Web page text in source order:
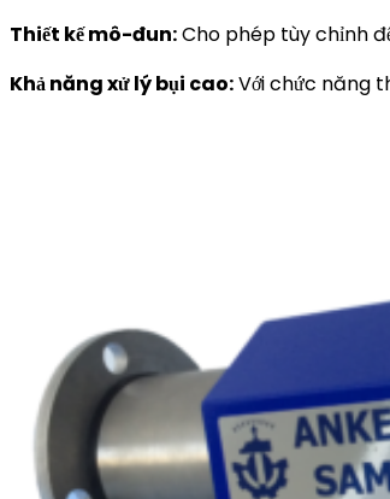
Thiết kế mô-đun:Cho phép tùy chỉnh
Khả năng xử lý bụi cao:Với chức năng